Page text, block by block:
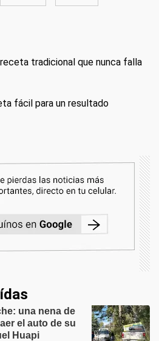
tradicional que nunca falla
fácil para un resultado
una nena de
el auto de su
Huapi